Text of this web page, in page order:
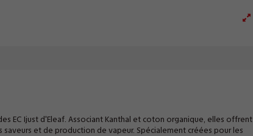
EC Ijust d'Eleaf. Associant Kanthal et coton organique, elles offrent
et de production de vapeur. Spécialement créées pour les